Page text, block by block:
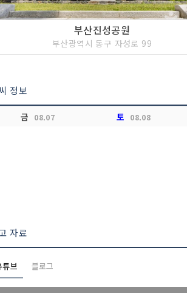
부산진성공원
부산광역시 동구 자성로 99
정보
금 08.07 토 08.08
자료
튜브 블로그